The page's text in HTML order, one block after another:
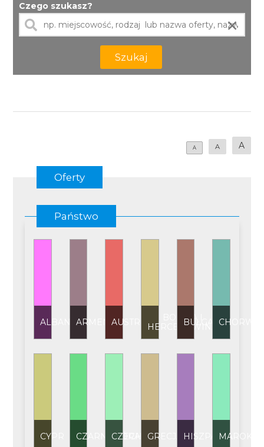
Czego szukasz?
×
Szukaj
A A A
Oferty
Państwo
ALBANIAARMENIAAUSTRIA
BOŚNIA I
HERCEGOWINA
BUŁGARIA
CYPR CZARNOGÓRA
CZECHY GRECJA HISZPANIAMAROKO